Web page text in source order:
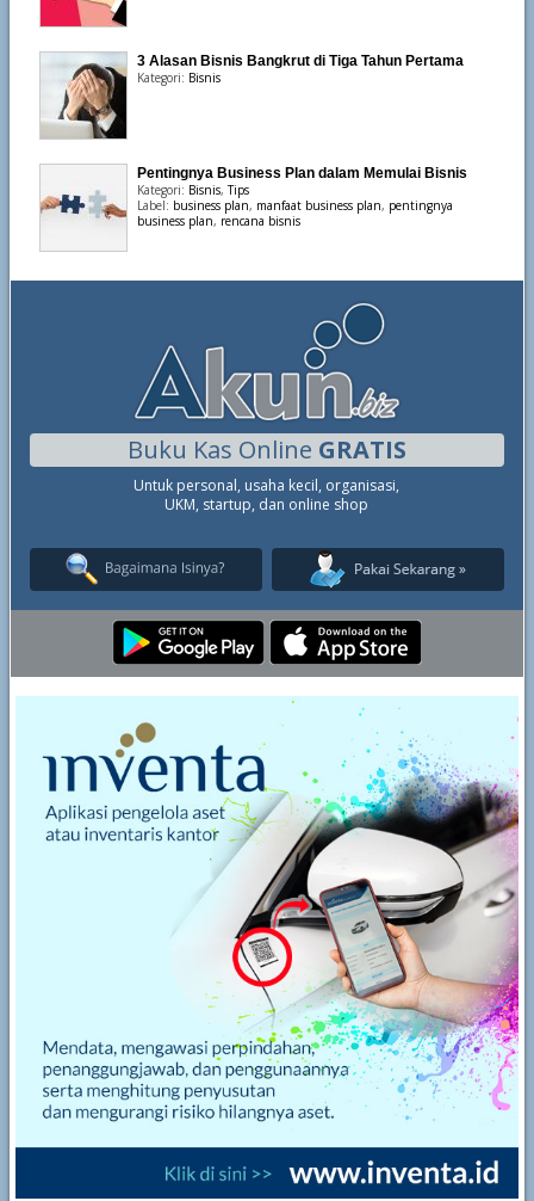
3 Alasan Bisnis Bangkrut di Tiga Tahun Pertama
Kategori: Bisnis
Pentingnya Business Plan dalam Memulai Bisnis
Kategori: Bisnis,Tips
Label: business plan, manfaat business plan, pentingnya
business plan, rencana bisnis
Buku Kas Online GRATIS
Untuk personal, usaha kecil, organisasi,
UKM, startup, dan online shop